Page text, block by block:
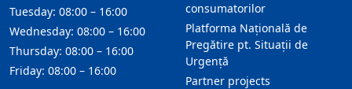
consumatorilor
Platforma Națională de
Pregătire pt. Situații de
Urgență
Partner projects
Tuesday: 08:00 – 16:00
Wednesday: 08:00 – 16:00
Thursday: 08:00 – 16:00
Friday: 08:00 – 16:00